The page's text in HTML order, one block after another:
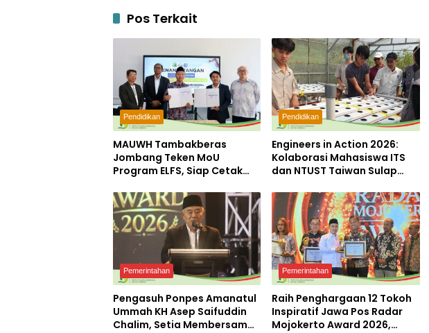
Pos Terkait
Pendidikan
MAUWH Tambakberas
Jombang Teken MoU
Program ELFS, Siap Cetak
Pendidikan
Engineers in Action 2026:
Kolaborasi Mahasiswa ITS
dan NTUST Taiwan Sulap
Laboratorium Inovasi
Berkelanjutan
Pemerintahan
Pengasuh Ponpes Amanatul
Ummah KH Asep Saifuddin
Chalim, Setia Membersamai
Pemerintahan
Raih Penghargaan 12 Tokoh
Inspiratif Jawa Pos Radar
Mojokerto Award 2026,